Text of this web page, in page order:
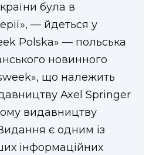
була в
— йдеться у
Polska» — польська
новинного
що належить
Axel Springer
видавництву
є одним із
інформаційних